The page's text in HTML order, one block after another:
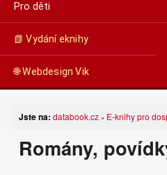
Pro děti
📗 Vydání eknihy
🌐 Webdesign Vik
Jste na: databook.cz » E-knihy pro
Romány,